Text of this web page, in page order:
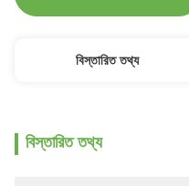
বিস্তারিত তথ্য
বিস্তারিত তথ্য